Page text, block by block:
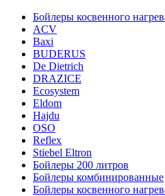
Бойлеры косвенного
ACV
Baxi
BUDERUS
De Dietrich
DRAZICE
Ecosystem
Eldom
Hajdu
OSO
Reflex
Stiebel Eltron
Бойлеры 200 литров
Бойлеры комбинированные
Бойлеры косвенного